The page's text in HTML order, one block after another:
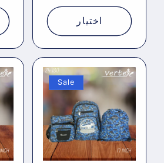
اختيار
Sale